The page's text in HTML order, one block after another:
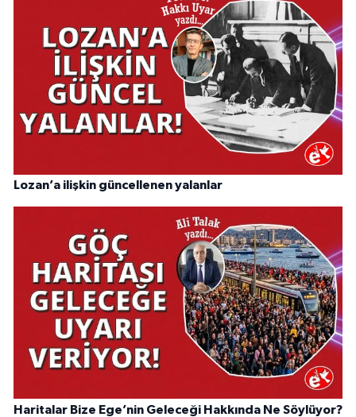
Lozan’a ilişkin güncellenen yalanlar
Haritalar Bize Ege’nin Geleceği Hakkında Ne Söylüyor?